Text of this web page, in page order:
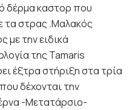
δέρμα καστορ που
τα στρας .Μαλακός
την ειδικά
της Tamaris
έξτρα στήριξη στα τρία
δέχονται την
-Μετατάρσιο-